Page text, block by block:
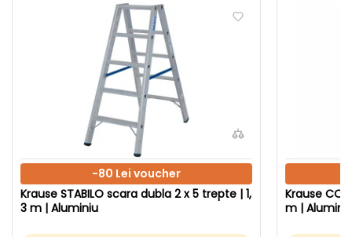
-80 Lei voucher
Krause STABILO scara dubla 2 x 5 trepte | 1,
3 m | Aluminiu
Krause
m |